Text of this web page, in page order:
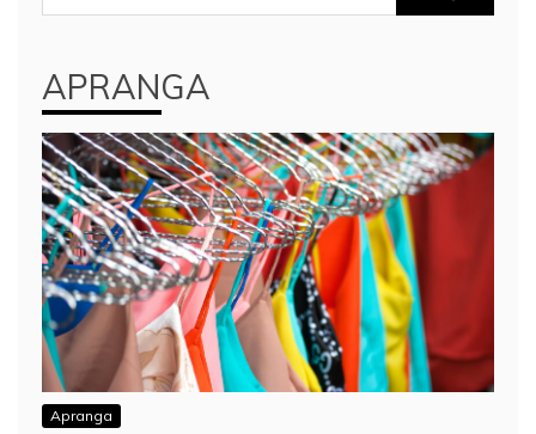
APRANGA
Apranga